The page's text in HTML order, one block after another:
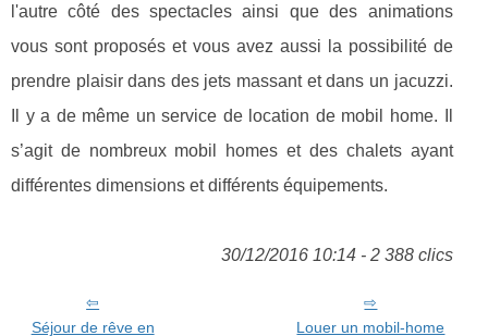
l'autre côté des spectacles ainsi que des animations
vous sont proposés et vous avez aussi la possibilité de
prendre plaisir dans des jets massant et dans un jacuzzi.
Il y a de même un service de location de mobil home. Il
s’agit de nombreux mobil homes et des chalets ayant
différentes dimensions et différents équipements.
30/12/2016 10:14 - 2 388 clics
Séjour de rêve en
Louer un mobil-home